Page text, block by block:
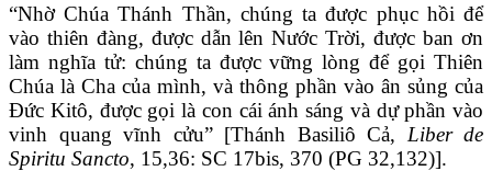
“Nhờ Chúa Thánh Thần, chúng ta được phục hồi để
vào thiên đàng, được dẫn lên Nước Trời, được ban ơn
làm nghĩa tử: chúng ta được vững lòng để gọi Thiên
Chúa là Cha của mình, và thông phần vào ân sủng của
Đức Kitô, được gọi là con cái ánh sáng và dự phần vào
vinh quang vĩnh cửu” [Thánh Basiliô Cả, Liber de
Spiritu Sancto, 15,36: SC 17bis, 370 (PG 32,132)].